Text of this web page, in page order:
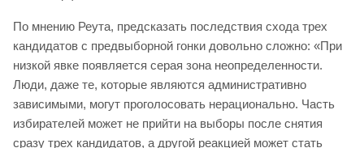
По мнению Реута, предсказать последствия схода трех
кандидатов с предвыборной гонки довольно сложно: «При
низкой явке появляется серая зона неопределенности.
Люди, даже те, которые являются административно
зависимыми, могут проголосовать нерационально. Часть
избирателей может не прийти на выборы после снятия
сразу трех кандидатов, а другой реакцией может стать